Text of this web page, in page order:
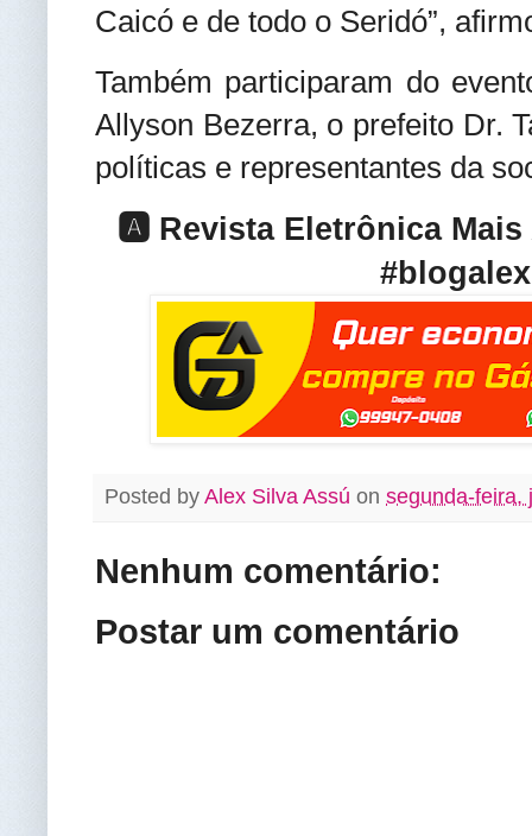
Caicó e de todo o Seridó”,
Também participaram do
Allyson Bezerra, o prefeito Dr.
políticas e representantes da
🅰️ Revista Eletrônica
Posted by Alex Silva Assú on segunda-feira,
Nenhum comentário:
Postar um comentário